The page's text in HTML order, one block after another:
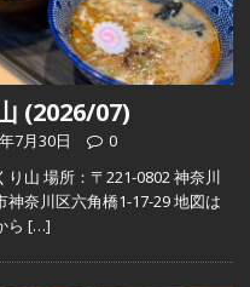
(2026/07)
7月30日
0
り山 場所：〒221-0802 神奈川
神奈川区六角橋1-17-29 地図は
ら […]